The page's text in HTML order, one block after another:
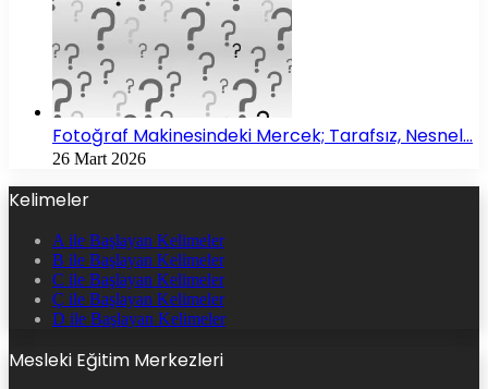
Fotoğraf Makinesindeki Mercek; Tarafsız, Nesnel…
26 Mart 2026
Kelimeler
A ile Başlayan Kelimeler
B ile Başlayan Kelimeler
C ile Başlayan Kelimeler
Ç ile Başlayan Kelimeler
D ile Başlayan Kelimeler
Mesleki Eğitim Merkezleri